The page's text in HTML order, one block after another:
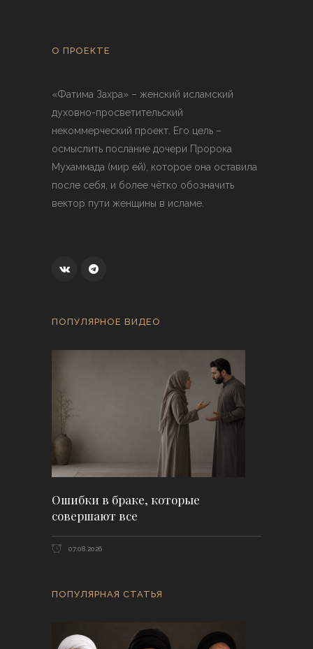
О ПРОЕКТЕ
«Фатима Захра» – женский исламский
духовно-просветительский
некоммерческий проект. Его цель –
осмыслить послание дочери Пророка
Мухаммада (мир ей), которое она оставила
после себя, и более чётко обозначить
вектор пути женщины в исламе.
ПОПУЛЯРНОЕ ВИДЕО
Ошибки в браке, которые
совершают все
07.08.2026
ПОПУЛЯРНАЯ СТАТЬЯ